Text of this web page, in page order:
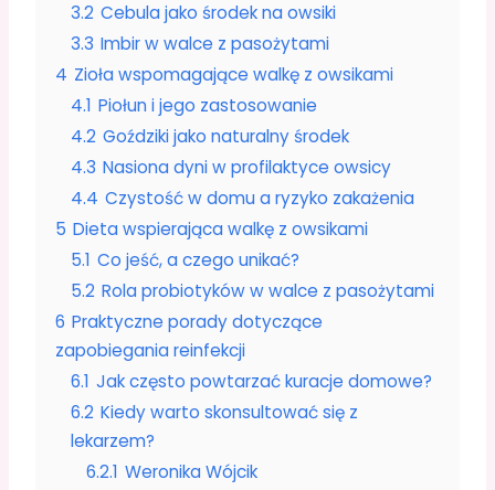
3.2 Cebula jako środek na owsiki
3.3 Imbir w walce z pasożytami
4 Zioła wspomagające walkę z owsikami
4.1 Piołun i jego zastosowanie
4.2 Goździki jako naturalny środek
4.3 Nasiona dyni w profilaktyce owsicy
4.4 Czystość w domu a ryzyko zakażenia
5 Dieta wspierająca walkę z owsikami
5.1 Co jeść, a czego unikać?
5.2 Rola probiotyków w walce z pasożytami
6 Praktyczne porady dotyczące
zapobiegania reinfekcji
6.1 Jak często powtarzać kuracje domowe?
6.2 Kiedy warto skonsultować się z
lekarzem?
6.2.1 Weronika Wójcik